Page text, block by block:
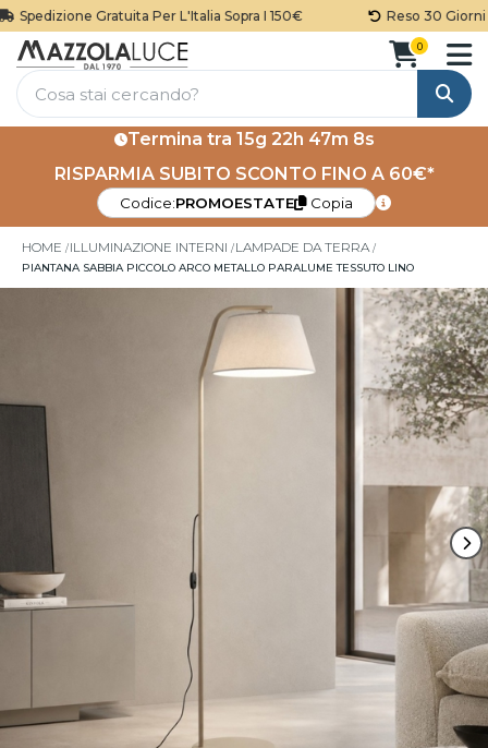
Gratuita Per L'Italia Sopra I 150€ Reso 30 Giorni
Cerca
0
Termina tra 15g 22h 47m 7s
RISPARMIA SUBITO SCONTO FINO A 60€*
Codice:PROMOESTATE Copia
HOME ILLUMINAZIONE INTERNI LAMPADE DA TERRA
PIANTANA SABBIA PICCOLO ARCO METALLO PARALUME TESSUTO LINO